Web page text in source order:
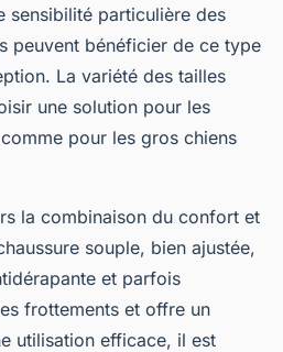
sensibilité particulière des
peuvent bénéficier de ce type
La variété des tailles
une solution pour les
pour les gros chiens
la combinaison du confort et
souple, bien ajustée,
et parfois
frottements et offre un
utilisation efficace, il est